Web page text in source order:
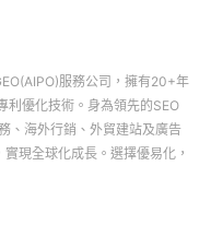
服務公司，擁有20+年
利優化技術。身為領先的SEO
、海外行銷、外貿建站及廣告
現全球化成長。選擇優易化，